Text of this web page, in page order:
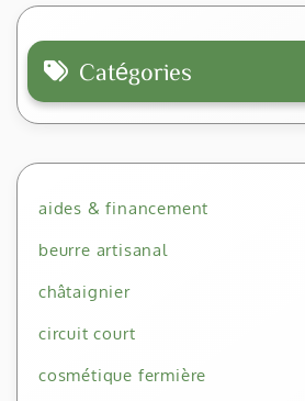
Catégories
aides & financement
beurre artisanal
châtaignier
circuit court
cosmétique fermière